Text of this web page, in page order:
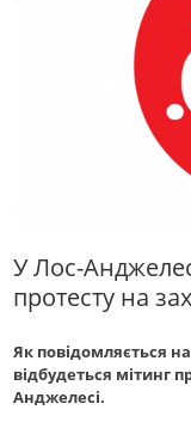
У Лос-
протесту на
Як повідомляється
відбудеться мітинг
Анджелесі.